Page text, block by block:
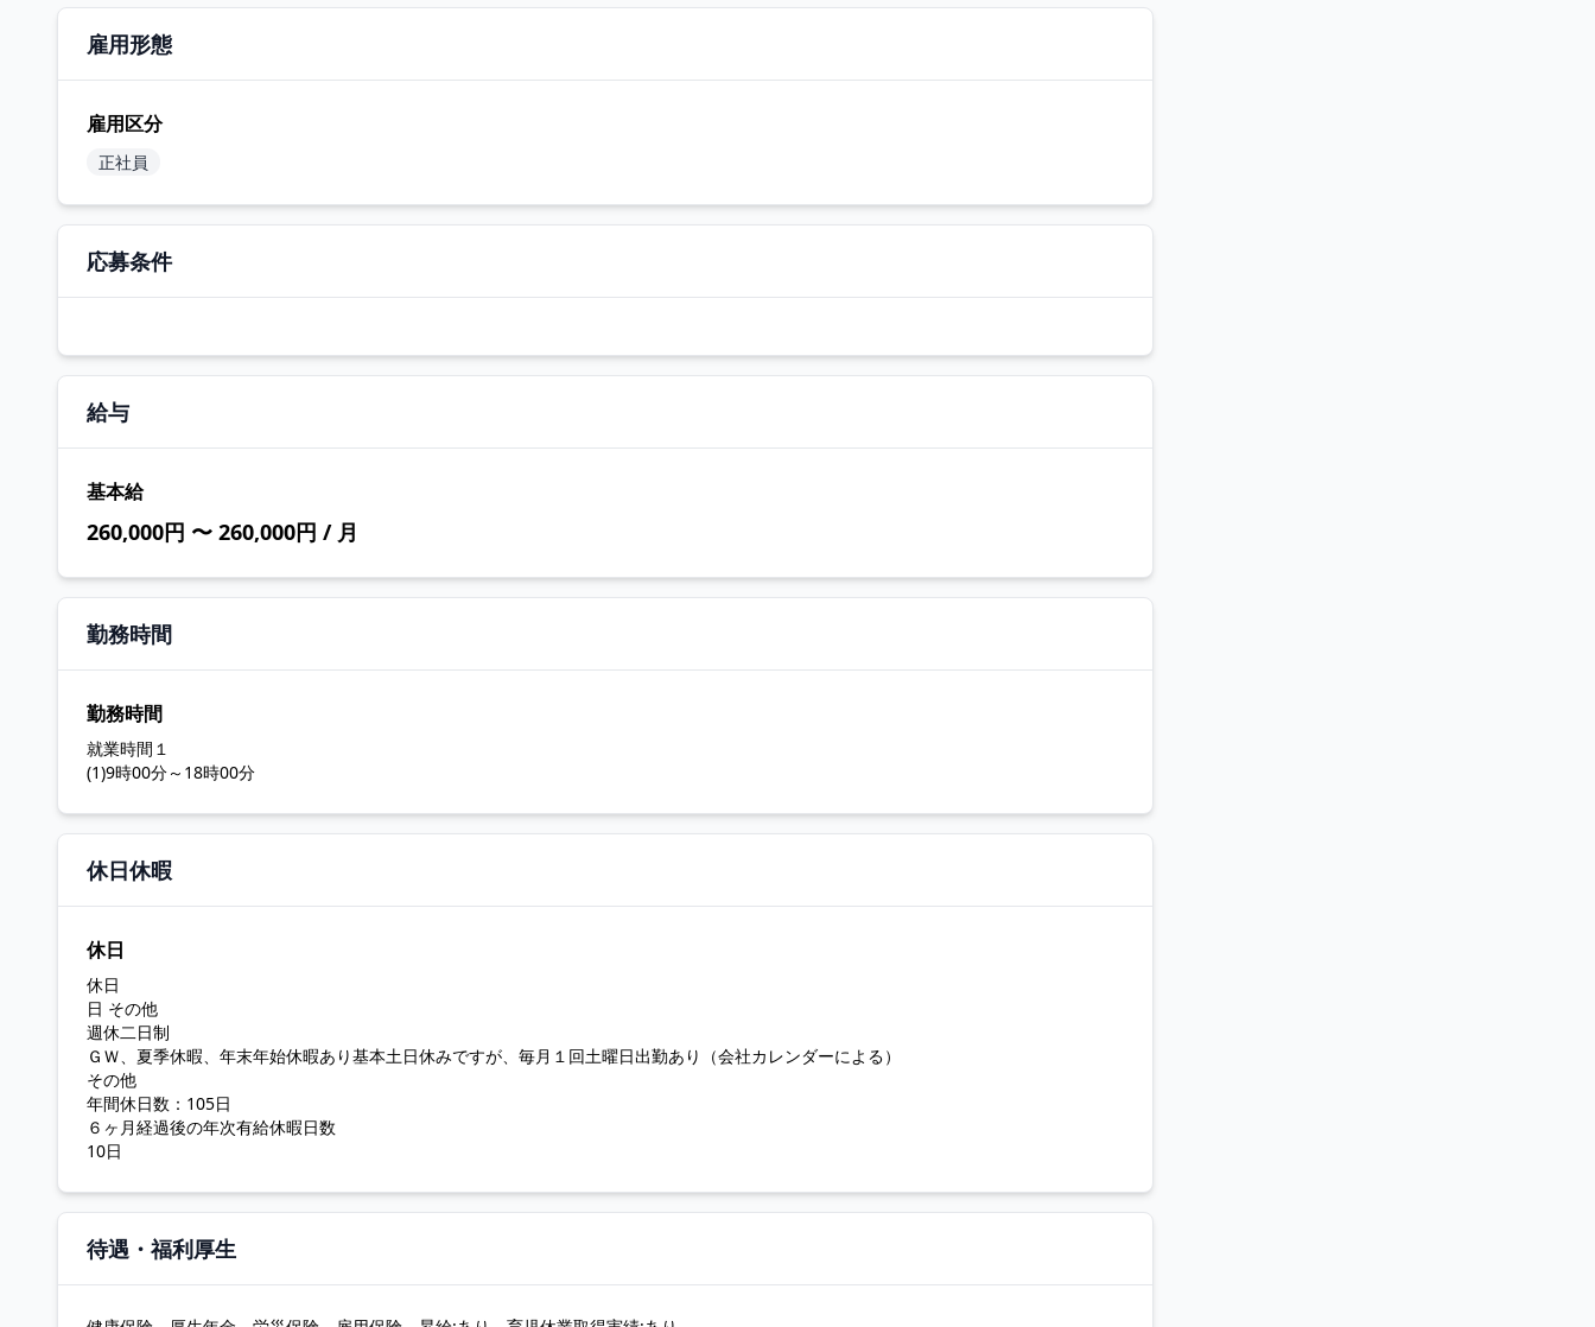
雇用形態
雇用区分
正社員
応募条件
給与
基本給
260,000円 〜 260,000円 / 月
勤務時間
勤務時間
就業時間１
(1)9時00分～18時00分
休日休暇
休日
休日
日 その他
週休二日制
ＧＷ、夏季休暇、年末年始休暇あり基本土日休みですが、毎月１回土曜日出勤あり（会社カレンダーによる）
その他
年間休日数：105日
６ヶ月経過後の年次有給休暇日数
10日
待遇・福利厚生